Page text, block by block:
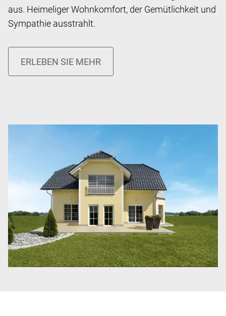
aus. Heimeliger Wohnkomfort, der Gemütlichkeit und
Sympathie ausstrahlt.